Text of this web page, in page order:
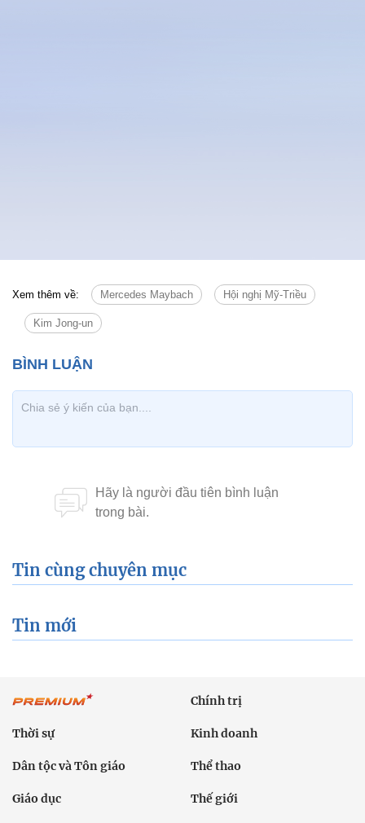
Xem thêm về: Mercedes Maybach Hội nghị Mỹ-Triều
Kim Jong-un
Tin cùng chuyên mục
Tin mới
Chính trị
Thời sự Kinh doanh
Dân tộc và Tôn giáo Thể thao
Giáo dục Thế giới